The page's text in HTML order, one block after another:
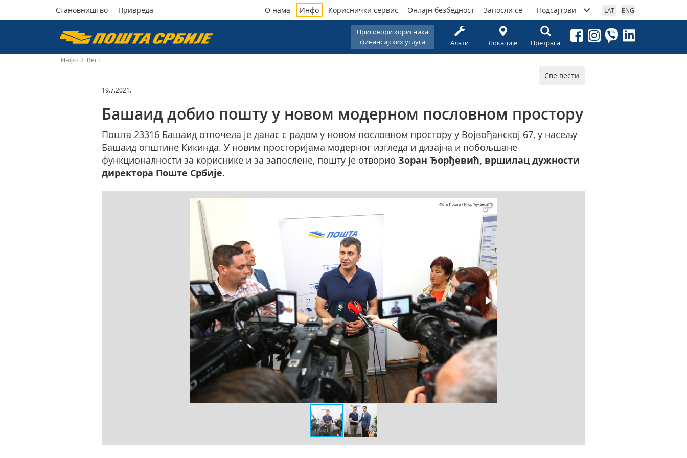
Пошта
Србије
Становништво Привреда
Приговори корисника
финансијских услуга
Алати Локације Претрага
О нама Инфо Кориснички сервис Онлајн безбедност Запосли се Подсајтови LAT ENG
Инфо / Вест
Све вести
19.7.2021.
Башаид добио пошту у новом модерном пословном простору
Пошта 23316 Башаид отпочела је данас с радом у новом пословном простору у Војвођанској 67, у насељу
Башаид општине Кикинда. У новим просторијама модерног изгледа и дизајна и побољшане
функционалности за кориснике и за запослене, пошту је отворио Зоран Ђорђевић, вршилац дужности
директора Поште Србије.